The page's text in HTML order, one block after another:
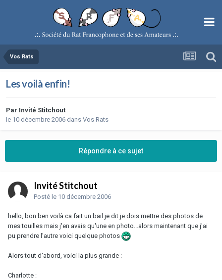
Vos Rats
Les voilà enfin!
Par Invité Stitchout
le 10 décembre 2006 dans Vos Rats
Répondre à ce sujet
Invité Stitchout
Posté le 10 décembre 2006
hello, bon ben voilà ca fait un bail je dit je dois mettre des photos de
mes touilles mais j'en avais qu'une en photo...alors maintenant que j'ai
pu prendre l'autre voici quelque photos
Alors tout d'abord, voici la plus grande :
Charlotte :